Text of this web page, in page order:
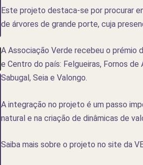
Este projeto destaca-se por procurar
de árvores de grande porte, cuja
A Associação Verde recebeu o prémio
e Centro do país: Felgueiras, Fornos
Sabugal, Seia e Valongo.
A integração no projeto é um passo
natural e na criação de dinâmicas de
Saiba mais sobre o projeto no site da